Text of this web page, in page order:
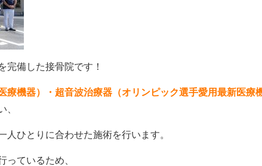
完備した接骨院です！
療機器）・ 超音波治療器（オリンピック選手愛用最新医療
、
人ひとりに合わせた施術を行います。
っているため、